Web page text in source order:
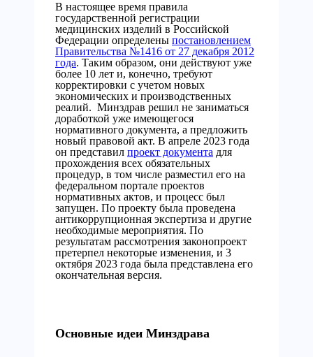
В настоящее время правила
государственной регистрации
медицинских изделий в Российской
Федерации определены постановлением
Правительства №1416 от 27 декабря 2012
года. Таким образом, они действуют уже
более 10 лет и, конечно, требуют
корректировки с учетом новых
экономических и производственных
реалий. Минздрав решил не заниматься
доработкой уже имеющегося
нормативного документа, а предложить
новый правовой акт. В апреле 2023 года
он представил проект документа для
прохождения всех обязательных
процедур, в том числе разместил его на
федеральном портале проектов
нормативных актов, и процесс был
запущен. По проекту была проведена
антикоррупционная экспертиза и другие
необходимые мероприятия. По
результатам рассмотрения законопроект
претерпел некоторые изменения, и 3
октября 2023 года была представлена его
окончательная версия.
Основные идеи Минздрава